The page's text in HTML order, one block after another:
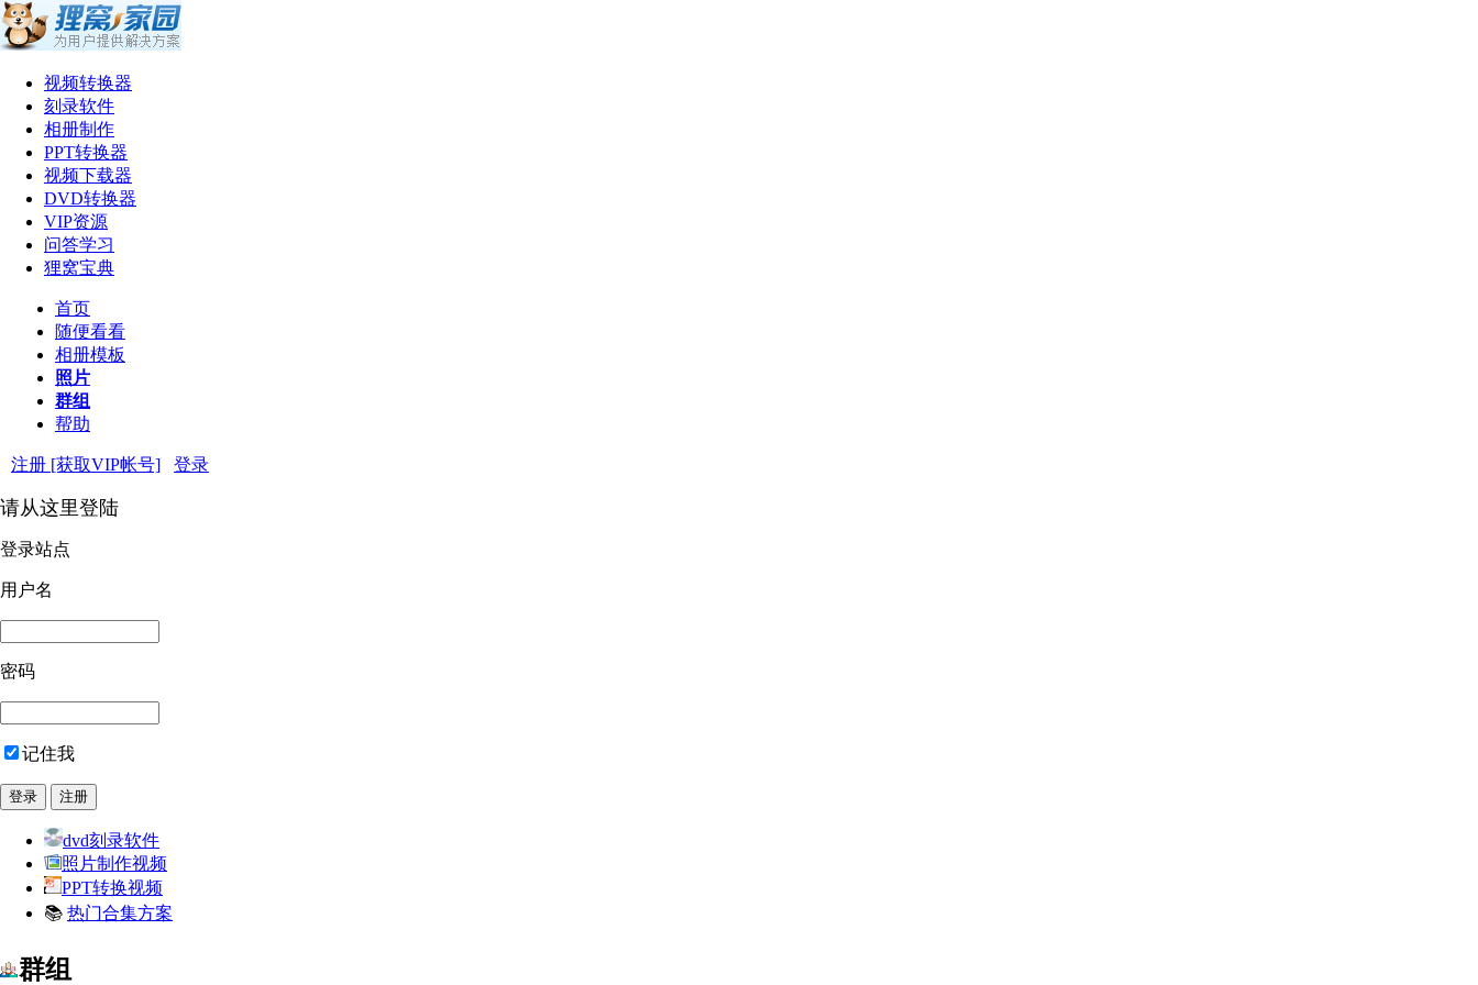
视频转换器
刻录软件
相册制作
PPT转换器
视频下载器
DVD转换器
VIP资源
问答学习
狸窝宝典
首页
随便看看
相册模板
照片
群组
帮助
注册 [获取VIP帐号] 登录
请从这里登陆
登录站点
用户名
密码
记住我
dvd刻录软件
照片制作视频
PPT转换视频
📚 热门合集方案
群组